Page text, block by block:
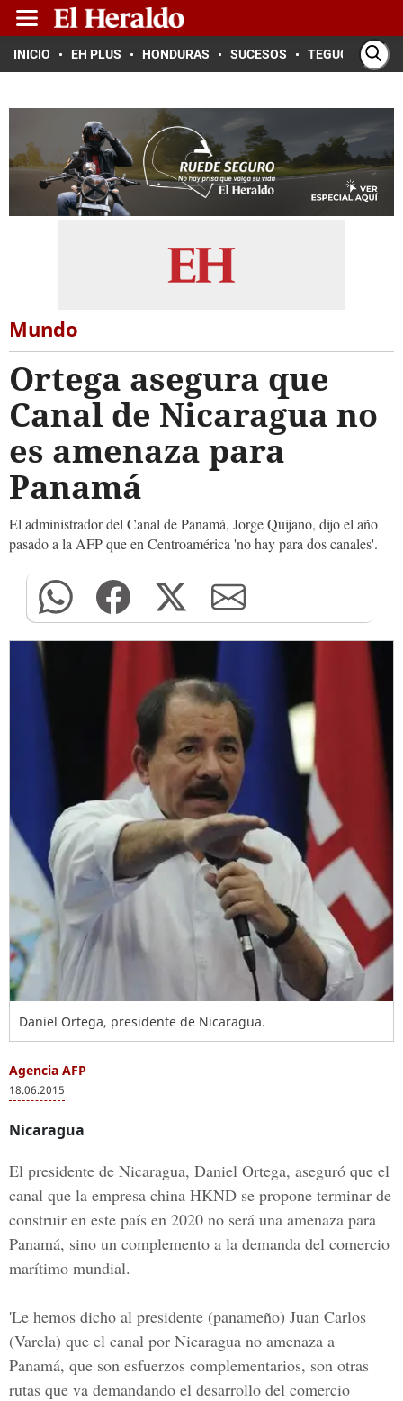
INICIO EH PLUS HONDURAS SUCESOS TEGUCIGALPA
Mundo
Ortega asegura que
Canal de Nicaragua no
es amenaza para
Panamá
El administrador del Canal de Panamá, Jorge Quijano, dijo el año
pasado a la AFP que en Centroamérica 'no hay para dos canales'.
Daniel Ortega, presidente de Nicaragua.
Agencia AFP
18.06.2015
Nicaragua
El presidente de Nicaragua, Daniel Ortega, aseguró que el
canal que la empresa china HKND se propone terminar de
construir en este país en 2020 no será una amenaza para
Panamá, sino un complemento a la demanda del comercio
marítimo mundial.
'Le hemos dicho al presidente (panameño) Juan Carlos
(Varela) que el canal por Nicaragua no amenaza a
Panamá, que son esfuerzos complementarios, son otras
rutas que va demandando el desarrollo del comercio